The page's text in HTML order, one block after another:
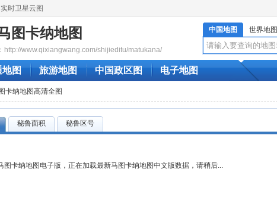
实时卫星云图
图卡纳地图
http://www.qixiangwang.com/shijieditu/matukana/
中国地图 世界地图
地图 旅游地图 中国政区图 电子地图
卡纳地图高清全图
秘鲁面积 秘鲁区号
图卡纳地图电子版，正在加载最新马图卡纳地图中文版数据，请稍后...